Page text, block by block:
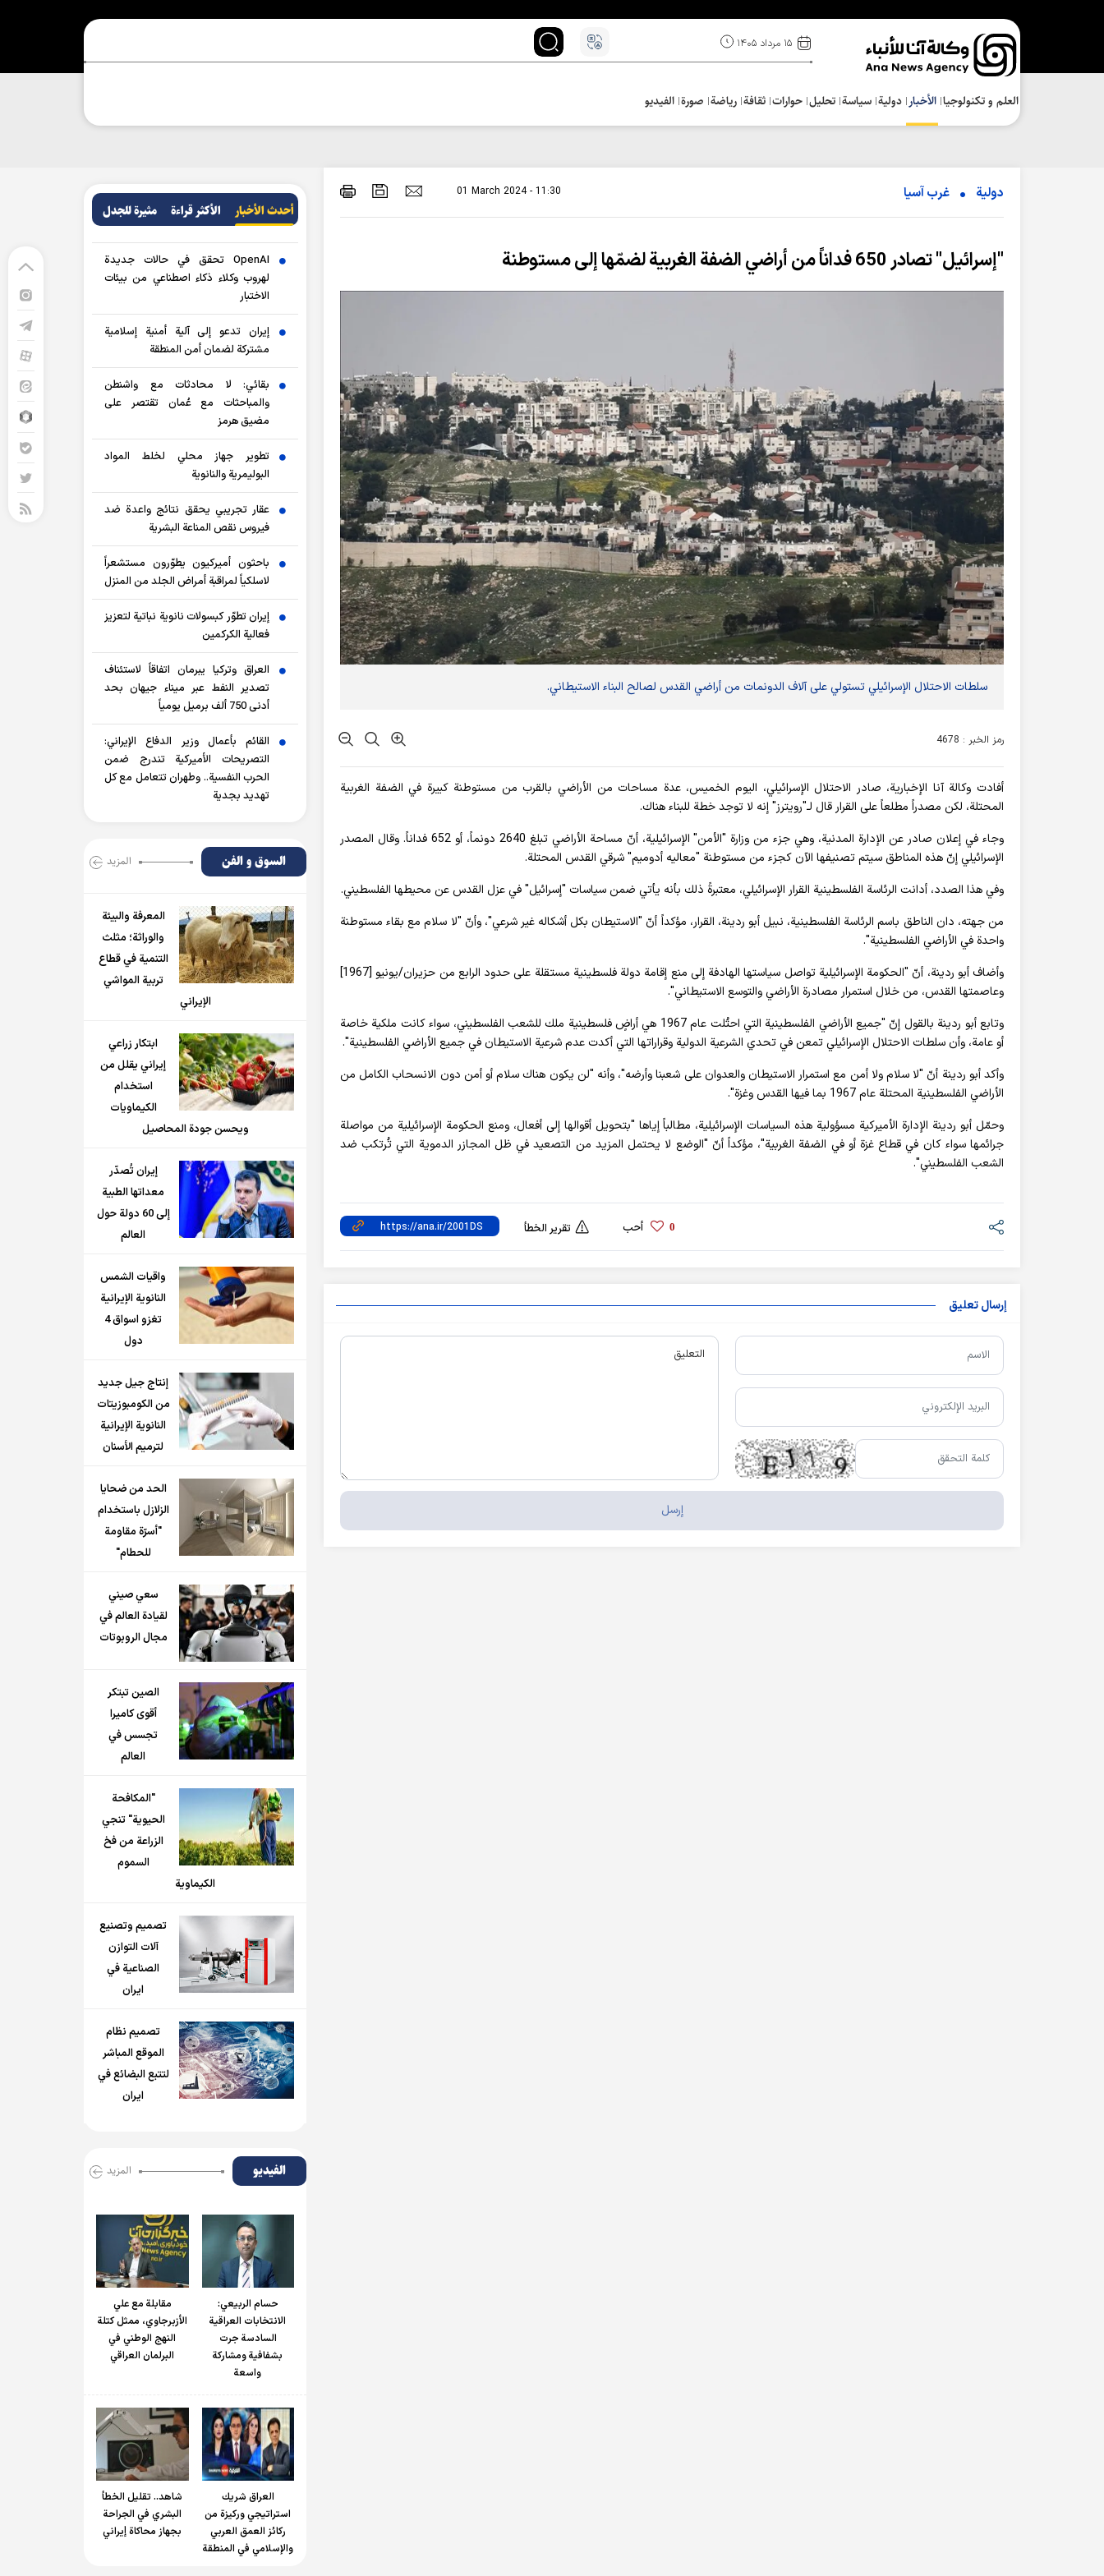
۱۵ مرداد ۱۴۰۵
العلم و تکنولوجیا الأخبار دولية سياسة تحلیل حوارات ثقافة رياضة صورة الفيديو
دولية غرب آسیا 01 March 2024 - 11:30
"إسرائيل" تصادر 650 فداناً من أراضي الضفة الغربية لضمّها إلى مستوطنة
سلطات الاحتلال الإسرائيلي تستولي على آلاف الدونمات من أراضي القدس لصالح البناء الاستيطاني.
رمز الخبر : 4678
أفادت وکالة آنا الإخباریة، صادر الاحتلال الإسرائيلي، اليوم الخميس، عدة مساحات من الأراضي بالقرب من مستوطنة كبيرة في الضفة الغربية
المحتلة، لكن مصدراً مطلعاً على القرار قال لـ"رويترز" إنه لا توجد خطة للبناء هناك.
وجاء في إعلان صادر عن الإدارة المدنية، وهي جزء من وزارة "الأمن" الإسرائيلية، أنّ مساحة الأراضي تبلغ 2640 دونماً، أو 652 فداناً. وقال المصدر
الإسرائيلي إنّ هذه المناطق سيتم تصنيفها الآن كجزء من مستوطنة "معاليه أدوميم" شرقي القدس المحتلة.
وفي هذا الصدد، أدانت الرئاسة الفلسطينية القرار الإسرائيلي، معتبرةً ذلك بأنه يأتي ضمن سياسات "إسرائيل" في عزل القدس عن محيطها الفلسطيني.
من جهته، دان الناطق باسم الرئاسة الفلسطينية، نبيل أبو ردينة، القرار، مؤكداً أنّ "الاستيطان بكل أشكاله غير شرعي"، وأنّ "لا سلام مع بقاء مستوطنة
واحدة في الأراضي الفلسطينية".
وأضاف أبو ردينة، أنّ "الحكومة الإسرائيلية تواصل سياستها الهادفة إلى منع إقامة دولة فلسطينية مستقلة على حدود الرابع من حزيران/يونيو [1967]
وعاصمتها القدس، من خلال استمرار مصادرة الأراضي والتوسع الاستيطاني".
وتابع أبو ردينة بالقول إنّ "جميع الأراضي الفلسطينية التي احتُلت عام 1967 هي أراضٍ فلسطينية ملك للشعب الفلسطيني، سواء كانت ملكية خاصة
أو عامة، وأن سلطات الاحتلال الإسرائيلي تمعن في تحدي الشرعية الدولية وقراراتها التي أكدت عدم شرعية الاستيطان في جميع الأراضي الفلسطينية".
وأكد أبو ردينة أنّ "لا سلام ولا أمن مع استمرار الاستيطان والعدوان على شعبنا وأرضه"، وأنه "لن يكون هناك سلام أو أمن دون الانسحاب الكامل من
الأراضي الفلسطينية المحتلة عام 1967 بما فيها القدس وغزة".
وحمّل أبو ردينة الإدارة الأميركية مسؤولية هذه السياسات الإسرائيلية، مطالباً إياها "بتحويل أقوالها إلى أفعال، ومنع الحكومة الإسرائيلية من مواصلة
جرائمها سواء كان في قطاع غزة أو في الضفة الغربية"، مؤكداً أنّ "الوضع لا يحتمل المزيد من التصعيد في ظل المجازر الدموية التي تُرتكب ضد
الشعب الفلسطيني".
0 أحب تقرير الخطأ
إرسال تعليق
أحدث الأخبار الأکثر قراءة مثيرة للجدل
OpenAI تحقق في حالات جديدة
لهروب وكلاء ذكاء اصطناعي من بيئات
الاختبار
إيران تدعو إلى آلية أمنية إسلامية
مشتركة لضمان أمن المنطقة
بقائي: لا محادثات مع واشنطن
والمباحثات مع عُمان تقتصر على
مضيق هرمز
تطوير جهاز محلي لخلط المواد
البوليمرية والنانوية
عقار تجريبي يحقق نتائج واعدة ضد
فيروس نقص المناعة البشرية
باحثون أميركيون يطوّرون مستشعراً
لاسلكياً لمراقبة أمراض الجلد من المنزل
إيران تطوّر كبسولات نانوية نباتية لتعزيز
فعالية الكركمين
العراق وتركيا يبرمان اتفاقاً لاستئناف
تصدير النفط عبر ميناء جيهان بحد
أدنى 750 ألف برميل يومياً
القائم بأعمال وزير الدفاع الإيراني:
التصريحات الأميركية تندرج ضمن
الحرب النفسية.. وطهران تتعامل مع كل
تهديد بجدية
السوق و الفن المزید
المعرفة والبيئة
والوراثة؛ مثلث
التنمية في قطاع
تربية المواشي
الإيراني
ابتكار زراعي
إيراني يقلل من
استخدام
الكيماويات
ويحسن جودة المحاصيل
إيران تُصدّر
معداتها الطبية
إلى 60 دولة حول
العالم
واقيات الشمس
النانوية الإيرانية
تغزو اسواق 4
دول
إنتاج جيل جديد
من الكومبوزيتات
النانوية الإيرانية
لترميم الأسنان
الحد من ضحايا
الزلازل باستخدام
"أسرّة مقاومة
للحطام"
سعي صيني
لقيادة العالم في
مجال الروبوتات
الصين تبتكر
أقوى كاميرا
تجسس في
العالم
"المكافحة
الحيوية" تنجي
الزراعة من فخ
السموم
الكيماوية
تصميم وتصنيع
آلات التوازن
الصناعية في
ايران
تصميم نظام
الموقع المباشر
لتتبع البضائع في
ايران
الفیدیو المزید
حسام الربیعي:
الانتخابات العراقية
السادسة جرت
بشفافية ومشاركة
واسعة
مقابلة مع علي
الأزبرجاوي، ممثل كتلة
النهج الوطني في
البرلمان العراقي
العراق شريك
استراتيجي وركيزة من
ركائز العمق العربي
والإسلامي في المنطقة
شاهد.. تقليل الخطأ
البشري في الجراحة
بجهاز محاكاة إيراني